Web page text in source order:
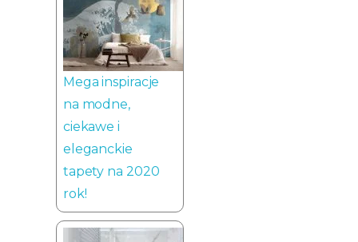
Mega inspiracje
na modne,
ciekawe i
eleganckie
tapety na 2020
rok!